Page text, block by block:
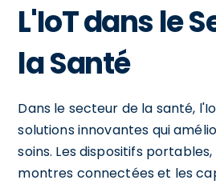
L'IoT dans le
la Santé
Dans le secteur de la santé,
solutions innovantes qui
soins. Les dispositifs
montres connectées et les